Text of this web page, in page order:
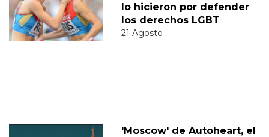
lo hicieron por defender
los derechos LGBT
21 Agosto
'Moscow' de Autoheart, el